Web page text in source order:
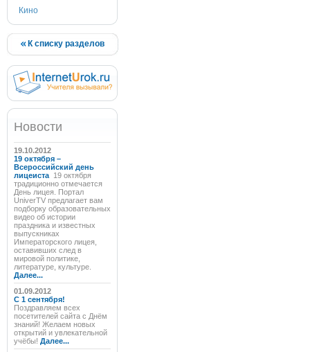
Кино
К списку разделов
Новости
19.10.2012
19 октября –
Всероссийский день
лицеиста 19 октября
традиционно отмечается
День лицея. Портал
UniverTV предлагает вам
подборку образовательных
видео об истории
праздника и известных
выпускниках
Императорского лицея,
оставивших след в
мировой политике,
литературе, культуре.
Далее...
01.09.2012
C 1 сентября!
Поздравляем всех
посетителей сайта с Днём
знаний! Желаем новых
открытий и увлекательной
учёбы! Далее...